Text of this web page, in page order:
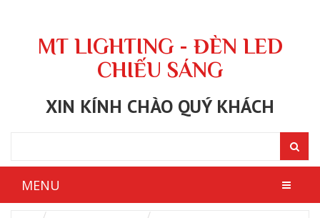
MT LIGHTING - ĐÈN LED
CHIẾU SÁNG
XIN KÍNH CHÀO QUÝ KHÁCH
MENU